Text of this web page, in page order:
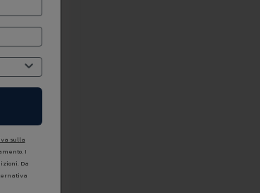
sulla
I
Da